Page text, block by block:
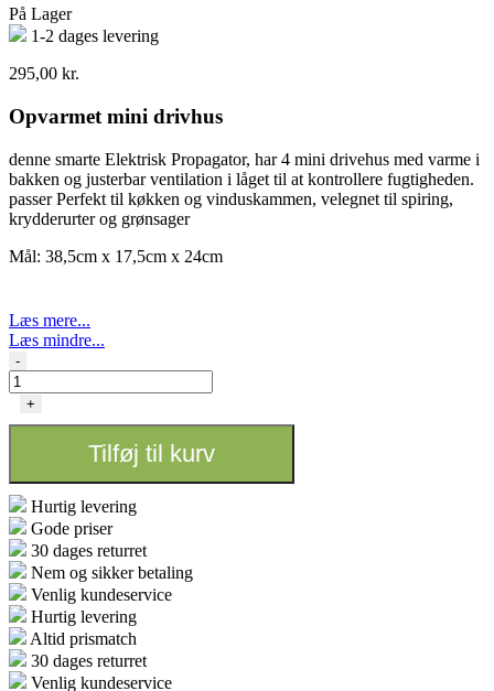
På Lager
1-2 dages levering
295,00 kr.
Opvarmet mini drivhus
denne smarte Elektrisk Propagator, har 4 mini drivehus med varme i
bakken og justerbar ventilation i låget til at kontrollere fugtigheden.
passer Perfekt til køkken og vinduskammen, velegnet til spiring,
krydderurter og grønsager
Mål: 38,5cm x 17,5cm x 24cm
Læs mere...
Læs mindre...
Garland
Opvarmet
x
17,5
x
24cm
antal
-
+
Tilføj til kurv
Hurtig levering
Gode priser
30 dages returret
Nem og sikker betaling
Venlig kundeservice
Hurtig levering
Altid prismatch
30 dages returret
Venlig kundeservice